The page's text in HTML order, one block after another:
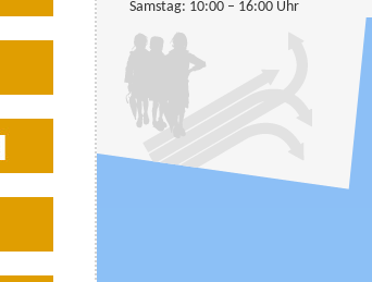
Samstag: 10:00 – 16:00 Uhr